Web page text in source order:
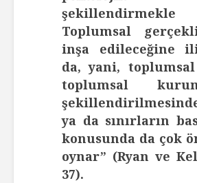
Toplumsal
inşa edileceğine
da, yani, toplumsal
toplumsal
ya da sınırların
konusunda da çok
oynar” (Ryan ve
37).